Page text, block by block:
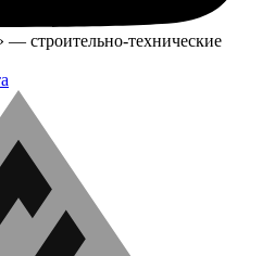
строительно-технические